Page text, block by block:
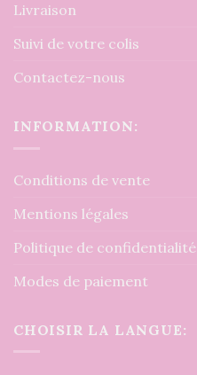
Livraison
Suivi de votre colis
Contactez-nous
INFORMATION:
Conditions de vente
Mentions légales
Politique de confidentialité
Modes de paiement
CHOISIR LA LANGUE: